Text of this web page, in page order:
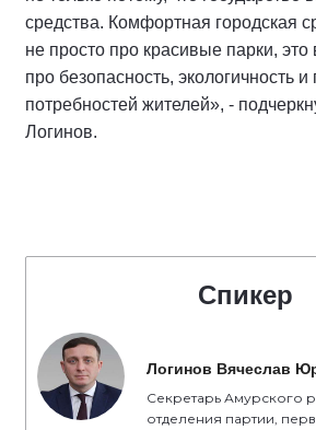
средства. Комфортная городская
не просто про красивые парки,
про безопасность, экологичность
потребностей жителей», -
Логинов.
Спикер
Логинов Вячеслав
Секретарь Амурского
отделения партии,